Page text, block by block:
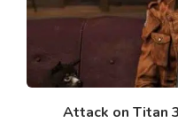
Attack on Titan